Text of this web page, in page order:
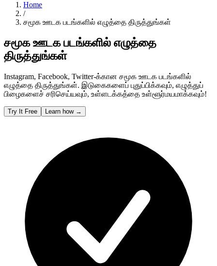
Home
/
சமூக ஊடக படங்களில் எழுத்தை திருத்துங்கள்
சமூக ஊடக படங்களில் எழுத்தை
திருத்துங்கள்
Instagram, Facebook, Twitter-க்கான சமூக ஊடக படங்களில்
எழுத்தை திருத்துங்கள். இடுகைகளைப் புதுப்பிக்கவும், எழுத்துப்
பிழைகளைச் சரிசெய்யவும், உள்ளடக்கத்தை உள்ளூர்மயமாக்கவும்!
Try It Free Learn how →